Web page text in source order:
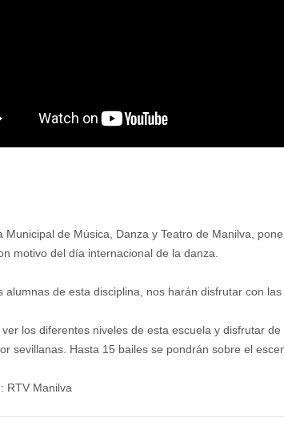
Municipal de Música, Danza y Teatro de Manilva,
motivo del día internacional de la danza.
alumnas de esta disciplina, nos harán disfrutar con
los diferentes niveles de esta escuela y disfrutar
sevillanas. Hasta 15 bailes se pondrán sobre el
RTV Manilva